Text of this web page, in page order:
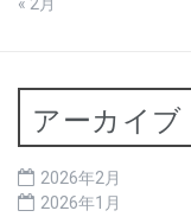
アーカイブ
2026年2月
2026年1月